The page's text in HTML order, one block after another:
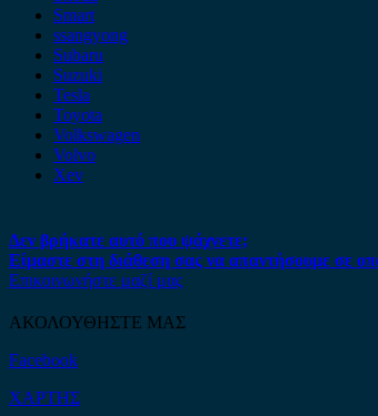
Smart
ssangyong
Subaru
Suzuki
Tesla
Toyota
Volkswagen
Volvo
Xev
Δεν βρήκατε αυτό που ψάχνετε;
Είμαστε στη διάθεση σας να απαντήσουμε σε
Επικοινωνήστε μαζί μας
ΑΚΟΛΟΥΘΗΣΤΕ ΜΑΣ
Facebook
ΧΑΡΤΗΣ